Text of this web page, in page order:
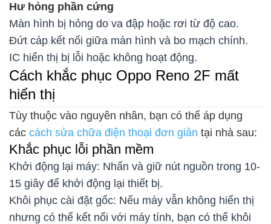
Hư hỏng phần cứng
Màn hình bị hỏng do va đập hoặc rơi từ độ cao.
Đứt cáp kết nối giữa màn hình và bo mạch chính.
IC hiển thị bị lỗi hoặc không hoạt động.
Cách khắc phục Oppo Reno 2F mất
hiển thị
Tùy thuộc vào nguyên nhân, bạn có thể áp dụng
các cách sửa chữa điện thoại đơn giản tại nhà sau:
Khắc phục lỗi phần mềm
Khởi động lại máy: Nhấn và giữ nút nguồn trong 10-
15 giây để khởi động lại thiết bị.
Khôi phục cài đặt gốc: Nếu máy vẫn không hiển thị
nhưng có thể kết nối với máy tính, bạn có thể khôi